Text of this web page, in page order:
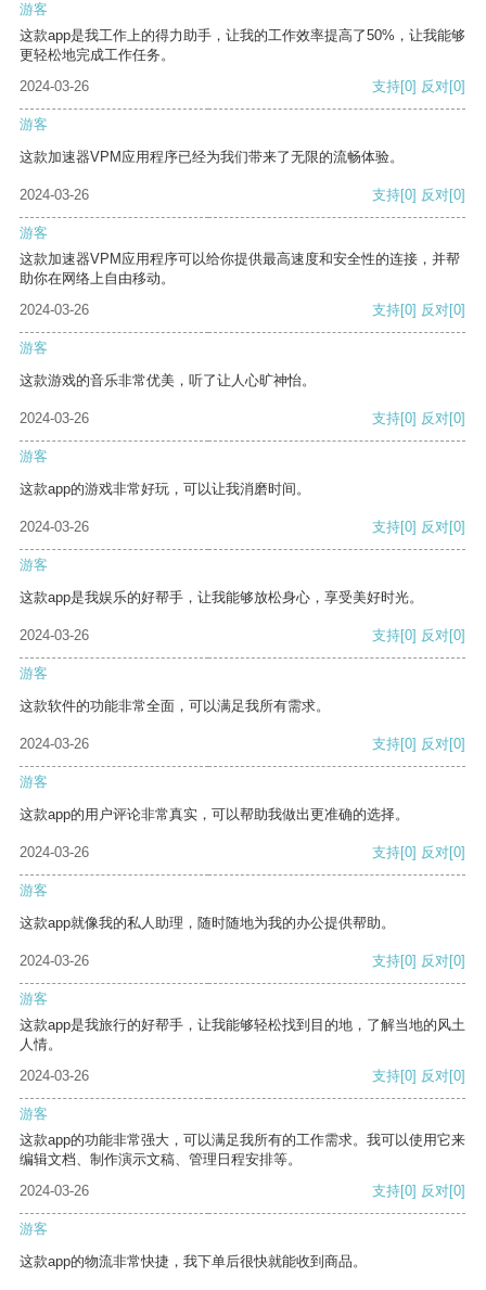
游客
这款app是我工作上的得力助手，让我的工作效率提高了50%，让我能够
更轻松地完成工作任务。
2024-03-26
支持[0] 反对[0]
游客
这款加速器VPM应用程序已经为我们带来了无限的流畅体验。
2024-03-26 支持[0] 反对[0]
游客
这款加速器VPM应用程序可以给你提供最高速度和安全性的连接，并帮
助你在网络上自由移动。
2024-03-26
支持[0] 反对[0]
游客
这款游戏的音乐非常优美，听了让人心旷神怡。
2024-03-26 支持[0] 反对[0]
游客
这款app的游戏非常好玩，可以让我消磨时间。
2024-03-26 支持[0] 反对[0]
游客
这款app是我娱乐的好帮手，让我能够放松身心，享受美好时光。
2024-03-26 支持[0] 反对[0]
游客
这款软件的功能非常全面，可以满足我所有需求。
2024-03-26 支持[0] 反对[0]
游客
这款app的用户评论非常真实，可以帮助我做出更准确的选择。
2024-03-26 支持[0] 反对[0]
游客
这款app就像我的私人助理，随时随地为我的办公提供帮助。
2024-03-26 支持[0] 反对[0]
游客
这款app是我旅行的好帮手，让我能够轻松找到目的地，了解当地的风土
人情。
2024-03-26
支持[0] 反对[0]
游客
这款app的功能非常强大，可以满足我所有的工作需求。我可以使用它来
编辑文档、制作演示文稿、管理日程安排等。
2024-03-26
支持[0] 反对[0]
游客
这款app的物流非常快捷，我下单后很快就能收到商品。